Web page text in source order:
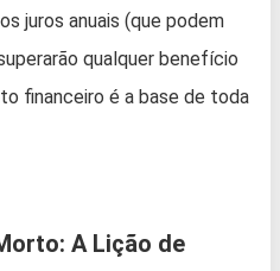
juros anuais (que podem
qualquer benefício
financeiro é a base de toda
A Lição de